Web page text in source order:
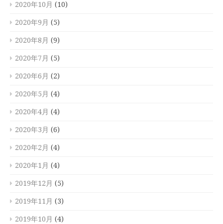
2020年10月 (10)
2020年9月 (5)
2020年8月 (9)
2020年7月 (5)
2020年6月 (2)
2020年5月 (4)
2020年4月 (4)
2020年3月 (6)
2020年2月 (4)
2020年1月 (4)
2019年12月 (5)
2019年11月 (3)
2019年10月 (4)